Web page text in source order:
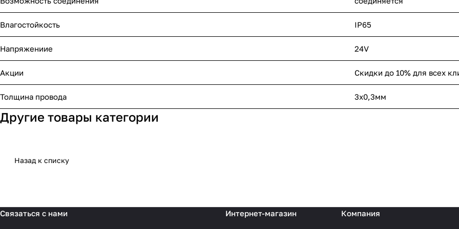
Влагостойкость IP65
Напряжениие 24V
Акции Скидки до 10% для всех
Толщина провода 3х0,3мм
Другие товары категории
Назад к списку
Связаться с нами Интернет-магазин Компания